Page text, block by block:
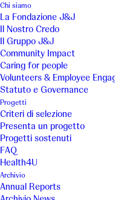
Chi siamo
La Fondazione J&J
Il Nostro Credo
Il Gruppo J&J
Community Impact
Caring for people
Volunteers & Employee
Statuto e Governance
Progetti
Criteri di selezione
Presenta un progetto
Progetti sostenuti
FAQ
Health4U
Archivio
Annual Reports
Prevenzione
minori in